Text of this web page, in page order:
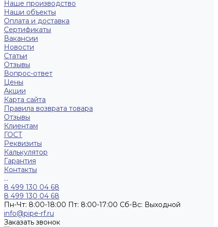
Наше производство
Наши объекты
Оплата и доставка
Сертификаты
Вакансии
Новости
Статьи
Отзывы
Вопрос-ответ
Цены
Акции
Карта сайта
Правила возврата товара
Отзывы
Клиентам
ГОСТ
Реквизиты
Калькулятор
Гарантия
Контакты
...
8 499 130 04 68
8 499 130 04 68
Пн-Чт: 8:00-18:00 Пт: 8:00-17:00 Сб-Вс: Выходной
info@pipe-rf.ru
Заказать звонок